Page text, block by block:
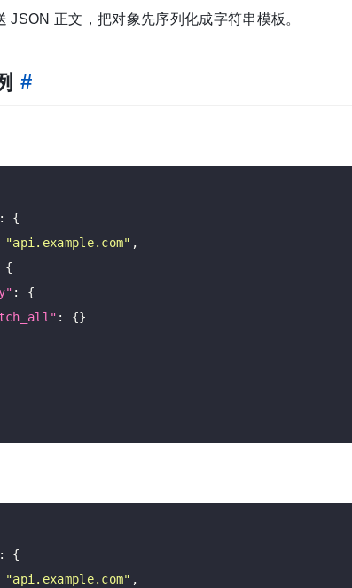
JSON 正文，把对象先序列化成字符串模板。
#
: {
"api.example.com" ,
{
: {
: {}
: {
"api.example.com" ,